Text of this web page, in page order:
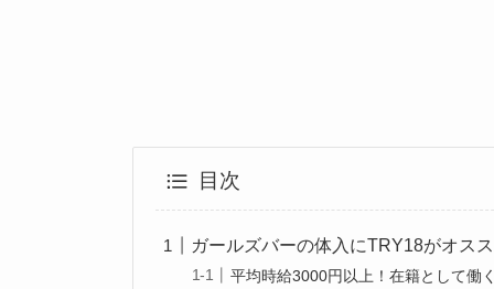
目次
ガールズバーの体入にTRY18がオス
平均時給3000円以上！在籍として働